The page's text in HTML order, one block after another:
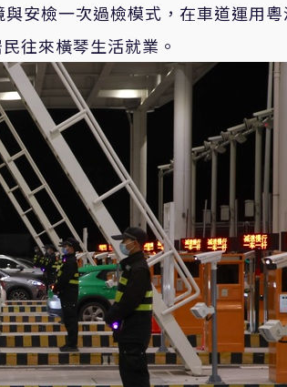
安檢一次過檢模式，在車道運用
往來橫琴生活就業。